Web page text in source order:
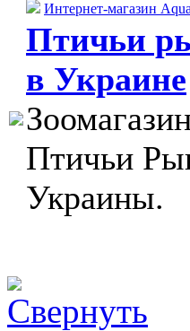
Интернет-магазин
Птичьи
в Украине
Птичьи
Украины.